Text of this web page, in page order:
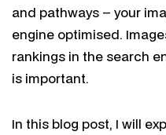
and pathways – your
engine optimised.
rankings in the search
is important.
In this blog post, I will